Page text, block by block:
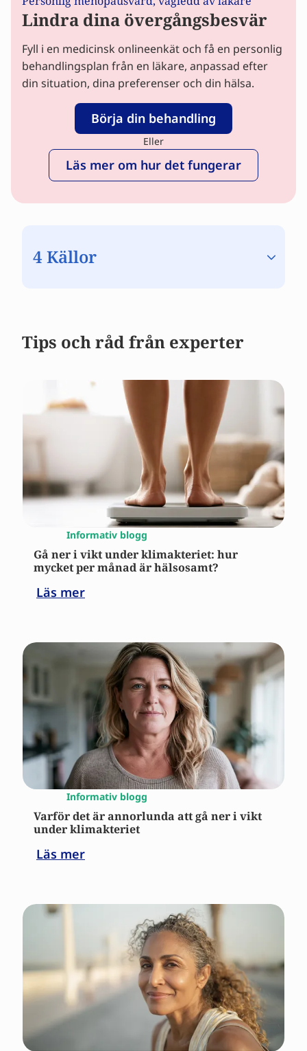
Lindra dina övergångsbesvär
Fyll i en medicinsk onlineenkät och få en personlig
behandlingsplan från en läkare, anpassad efter
din situation, dina preferenser och din hälsa.
Börja din behandling
Eller
Läs mer om hur det fungerar
4 Källor
Tips och råd från experter
Informativ blogg
Gå ner i vikt under klimakteriet: hur
mycket per månad är hälsosamt?
Läs mer
Informativ blogg
Varför det är annorlunda att gå ner i vikt
under klimakteriet
Läs mer